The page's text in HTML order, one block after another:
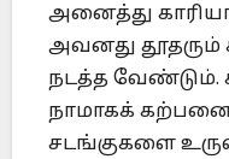
அனைத்து
அவனது தூதரும்
நடத்த
நாமாகக்
சடங்குகளை